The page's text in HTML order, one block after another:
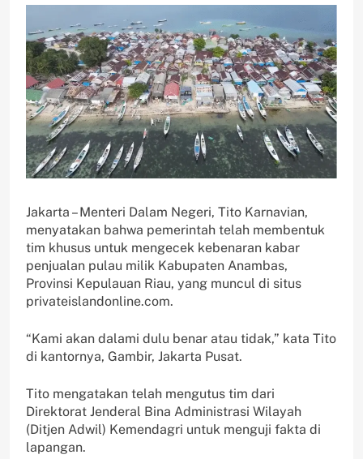
Jakarta – Menteri Dalam Negeri, Tito Karnavian,
menyatakan bahwa pemerintah telah membentuk
tim khusus untuk mengecek kebenaran kabar
penjualan pulau milik Kabupaten Anambas,
Provinsi Kepulauan Riau, yang muncul di situs
privateislandonline.com.
“Kami akan dalami dulu benar atau tidak,” kata Tito
di kantornya, Gambir, Jakarta Pusat.
Tito mengatakan telah mengutus tim dari
Direktorat Jenderal Bina Administrasi Wilayah
(Ditjen Adwil) Kemendagri untuk menguji fakta di
lapangan.